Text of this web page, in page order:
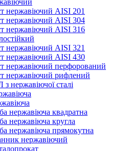
нержавіючий AISI 201
нержавіючий AISI 304
нержавіючий AISI 316
нержавіючий AISI 321
нержавіючий AISI 430
нержавіючий перфорований
нержавіючий рифлений
нержавіючої сталі
нержавіюча квадратна
нержавіюча кругла
нержавіюча прямокутна
нержавіючий